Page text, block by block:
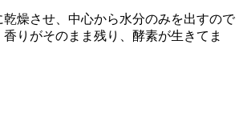
乾燥させ、中心から水分のみを出すので
りがそのまま残り、酵素が生きてま